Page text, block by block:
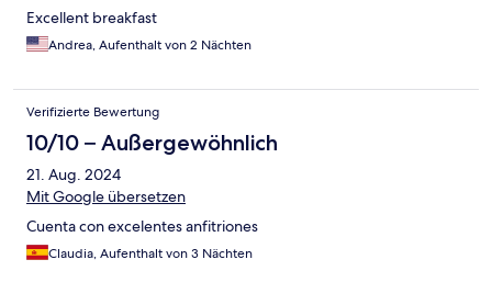
Excellent breakfast
Andrea, Aufenthalt von 2 Nächten
Verifizierte Bewertung
10/10 – Außergewöhnlich
21. Aug. 2024
Mit Google übersetzen
Cuenta con excelentes anfitriones
Claudia, Aufenthalt von 3 Nächten